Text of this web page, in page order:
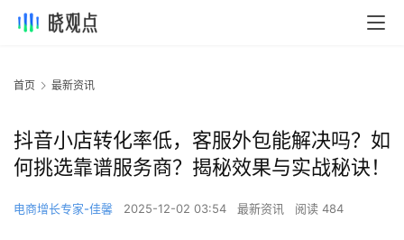
首页 最新资讯
抖音小店转化率低，客服外包能解决吗？如
何挑选靠谱服务商？揭秘效果与实战秘诀！
电商增长专家-佳馨 2025-12-02 03:54 最新资讯 阅读 484